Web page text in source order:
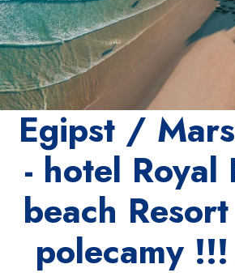
Egipst /
- hotel Royal
beach
polecamy